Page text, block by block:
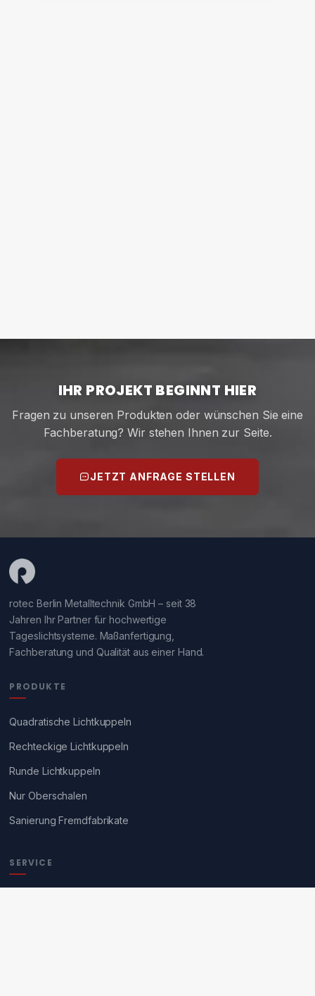
IHR PROJEKT BEGINNT HIER
Fragen zu unseren Produkten oder wünschen Sie eine
Fachberatung? Wir stehen Ihnen zur Seite.
JETZT ANFRAGE STELLEN
rotec Berlin Metalltechnik GmbH – seit 38
Jahren Ihr Partner für hochwertige
Tageslichtsysteme. Maßanfertigung,
Fachberatung und Qualität aus einer Hand.
PRODUKTE
Quadratische Lichtkuppeln
Rechteckige Lichtkuppeln
Runde Lichtkuppeln
Nur Oberschalen
Sanierung Fremdfabrikate
SERVICE